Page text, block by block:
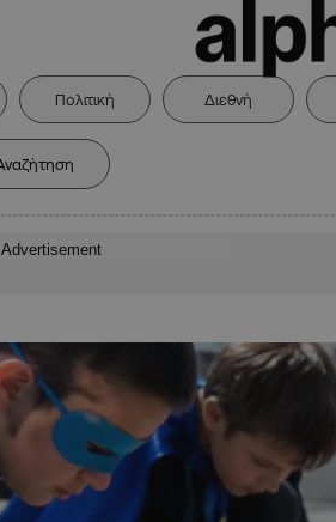
Πολιτική Διεθνή
Advertisement